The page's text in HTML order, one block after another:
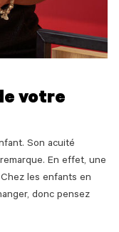
votre
Son acuité
En effet, une
les enfants en
donc pensez